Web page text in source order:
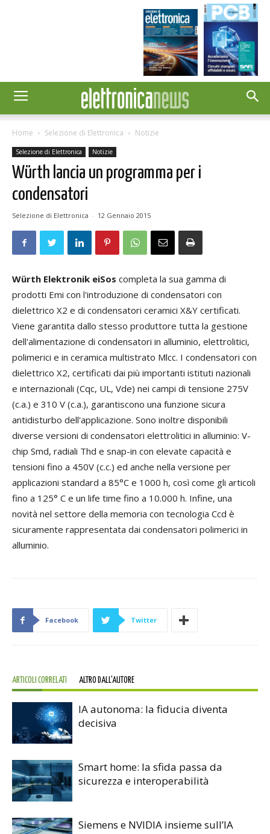
Home Selezione di Elettronica Notizie
Selezione di Elettronica Notizie
Würth lancia un programma per i
condensatori
Selezione di Elettronica - 12 Gennaio 2015
Würth Elektronik eiSos completa la sua gamma di
prodotti Emi con l'introduzione di condensatori con
dielettrico X2 e di condensatori ceramici X&Y certificati.
Viene garantita dallo stesso produttore tutta la gestione
dell'alimentazione di condensatori in alluminio, elettrolitici,
polimerici e in ceramica multistrato Mlcc. I condensatori con
dielettrico X2, certificati dai più importanti istituti nazionali
e internazionali (Cqc, UL, Vde) nei campi di tensione 275V
(c.a.) e 310 V (c.a.), garantiscono una funzione sicura
antidisturbo dell'applicazione. Sono inoltre disponibili
diverse versioni di condensatori elettrolitici in alluminio: V-
chip Smd, radiali Thd e snap-in con elevate capacità e
tensioni fino a 450V (c.c.) ed anche nella versione per
applicazioni standard a 85°C e 1000 h, così come gli articoli
fino a 125° C e un life time fino a 10.000 h. Infine, una
novità nel settore della memoria con tecnologia Ccd è
sicuramente rappresentata dai condensatori polimerici in
alluminio.
Facebook Twitter
ARTICOLI CORRELATI ALTRO DALL'AUTORE
IA autonoma: la fiducia diventa
decisiva
Smart home: la sfida passa da
sicurezza e interoperabilità
Siemens e NVIDIA insieme sull’IA